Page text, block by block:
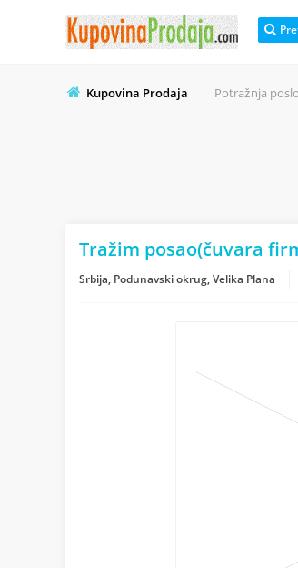
Kupovina Prodaja Potražnja
Tražim posao(čuvara
Srbija, Podunavski okrug, Velika Plana